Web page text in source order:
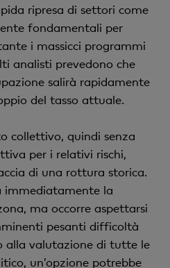
ripresa di settori come
fondamentali per
i massicci programmi
analisti prevedono che
salirà rapidamente
del tasso attuale.
collettivo, quindi senza
per i relativi rischi,
di una rottura storica.
immediatamente la
ma occorre aspettarsi
pesanti difficoltà
alla valutazione di tutte le
un’opzione potrebbe